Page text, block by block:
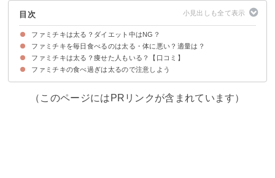
目次
ファミチキは太る？ダイエット中はNG？
ファミチキのカロリー・糖質
ファミチキのカロリーを他の商品と比較
ファミチキは低カロリー・高タンパク質でダイエット中もOK
ファミチキを毎日食べるのは太る・体に悪い？適量は？
①ファミチキは1日1個までに抑える
②ファミチキを夜に食べない
ファミチキは太る？痩せた人もいる？【口コミ】
ファミチキで痩せた人の口コミ
ファミチキで太った人の口コミ
ファミチキの食べ過ぎは太るので注意しよう
（このページにはPRリンクが含まれています）